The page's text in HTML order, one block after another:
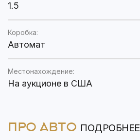
1.5
Коробка:
Автомат
Местонахождение:
На аукционе в США
ПРО АВТО ПОДРОБНЕЕ